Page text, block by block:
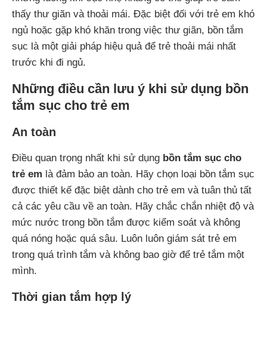
thấy thư giãn và thoải mái. Đặc biệt đối với trẻ em khó
ngủ hoặc gặp khó khăn trong việc thư giãn, bồn tắm
sục là một giải pháp hiệu quả để trẻ thoải mái nhất
trước khi đi ngủ.
Những điều cần lưu ý khi sử dụng bồn
tắm sục cho trẻ em
An toàn
Điều quan trọng nhất khi sử dụng bồn tắm sục cho
trẻ em là đảm bảo an toàn. Hãy chọn loại bồn tắm sục
được thiết kế đặc biệt dành cho trẻ em và tuân thủ tất
cả các yêu cầu về an toàn. Hãy chắc chắn nhiệt độ và
mức nước trong bồn tắm được kiểm soát và không
quá nóng hoặc quá sâu. Luôn luôn giám sát trẻ em
trong quá trình tắm và không bao giờ để trẻ tắm một
mình.
Thời gian tắm hợp lý